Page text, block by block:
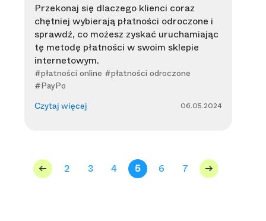
Przekonaj się dlaczego klienci coraz
chętniej wybierają płatności odroczone i
sprawdź, co możesz zyskać uruchamiając
tę metodę płatności w swoim sklepie
internetowym.
#płatności online #płatności odroczone
#PayPo
Czytaj więcej 06.05.2024
<- 2 3 4 5 6 7 ->